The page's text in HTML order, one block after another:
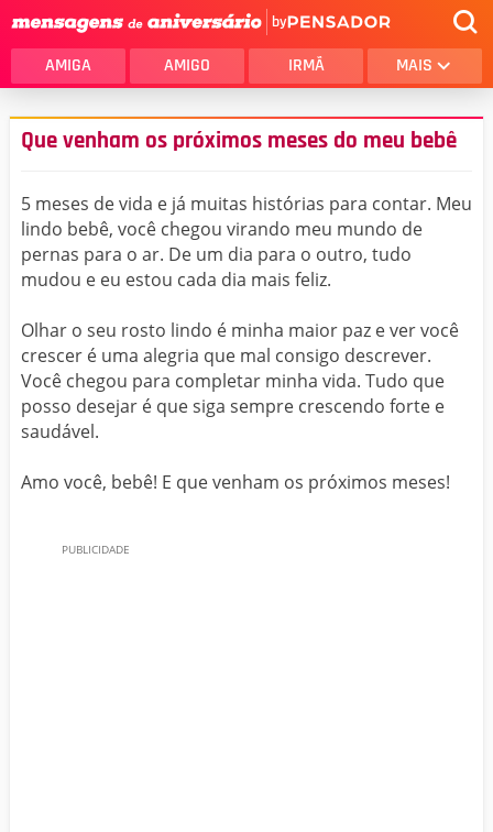
by
AMIGA AMIGO IRMÃ MAIS
Que venham os próximos meses do meu bebê
5 meses de vida e já muitas histórias para contar. Meu
lindo bebê, você chegou virando meu mundo de
pernas para o ar. De um dia para o outro, tudo
mudou e eu estou cada dia mais feliz.
Olhar o seu rosto lindo é minha maior paz e ver você
crescer é uma alegria que mal consigo descrever.
Você chegou para completar minha vida. Tudo que
posso desejar é que siga sempre crescendo forte e
saudável.
Amo você, bebê! E que venham os próximos meses!